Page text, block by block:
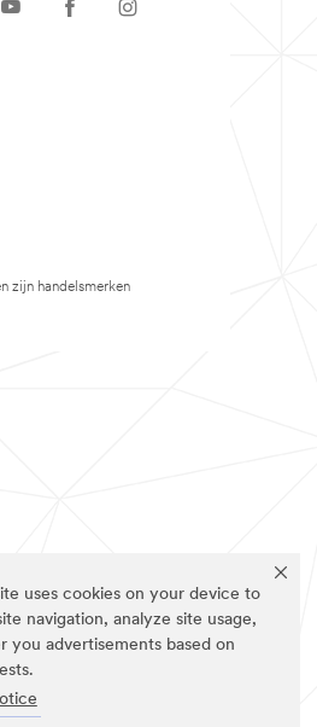
uses cookies on your device to
navigation, analyze site usage,
you advertisements based on
zijn handelsmerken